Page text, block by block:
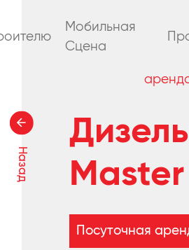
Mобильная
Cцена
Назад
Master
Посуточная